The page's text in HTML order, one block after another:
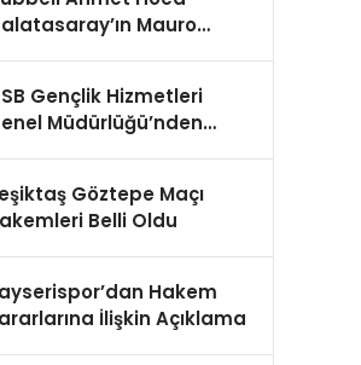
Mauro
Gençlik Hizmetleri
Müdürlüğü’nden
Göztepe Maçı
Belli Oldu
Hakem
İlişkin Açıklama